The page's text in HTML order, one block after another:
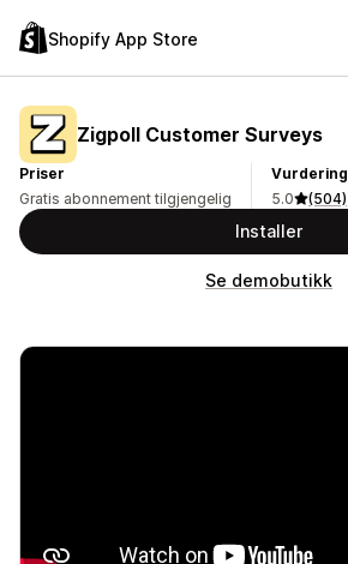
Shopify App Store
Zigpoll Customer Surveys
Priser
Gratis abonnement tilgjengelig
Vurdering
5.0
(504)
Installer
Se demobutikk